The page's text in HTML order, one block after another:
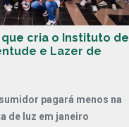
cria o Instituto de
e Lazer de
pagará menos na
de luz em janeiro